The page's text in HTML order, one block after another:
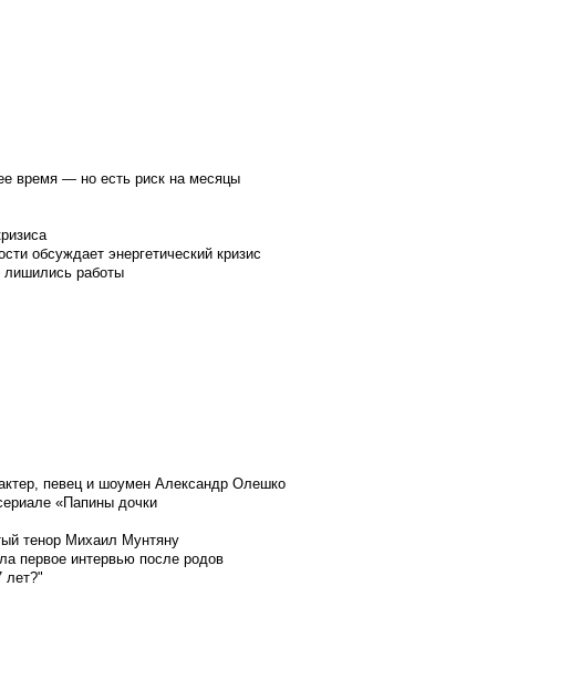
время — но есть риск на месяцы
обсуждает энергетический кризис
лишились работы
певец и шоумен Александр Олешко
«Папины дочки
тенор Михаил Мунтяну
первое интервью после родов
лет?"